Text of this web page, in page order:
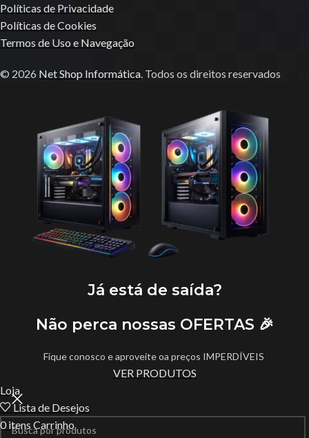
Políticas de Privacidade
Políticas de Cookies
Termos de Uso e Navegação
© 2026 Net Shop Informática . Todos os direitos reservados
Já está de saída?
Não perca nossas OFERTAS 🎉
Fique conosco e aproveite oa preços IMPERDÍVEIS
VER PRODUTOS
Loja
Lista de Desejos
0itens Carrinho